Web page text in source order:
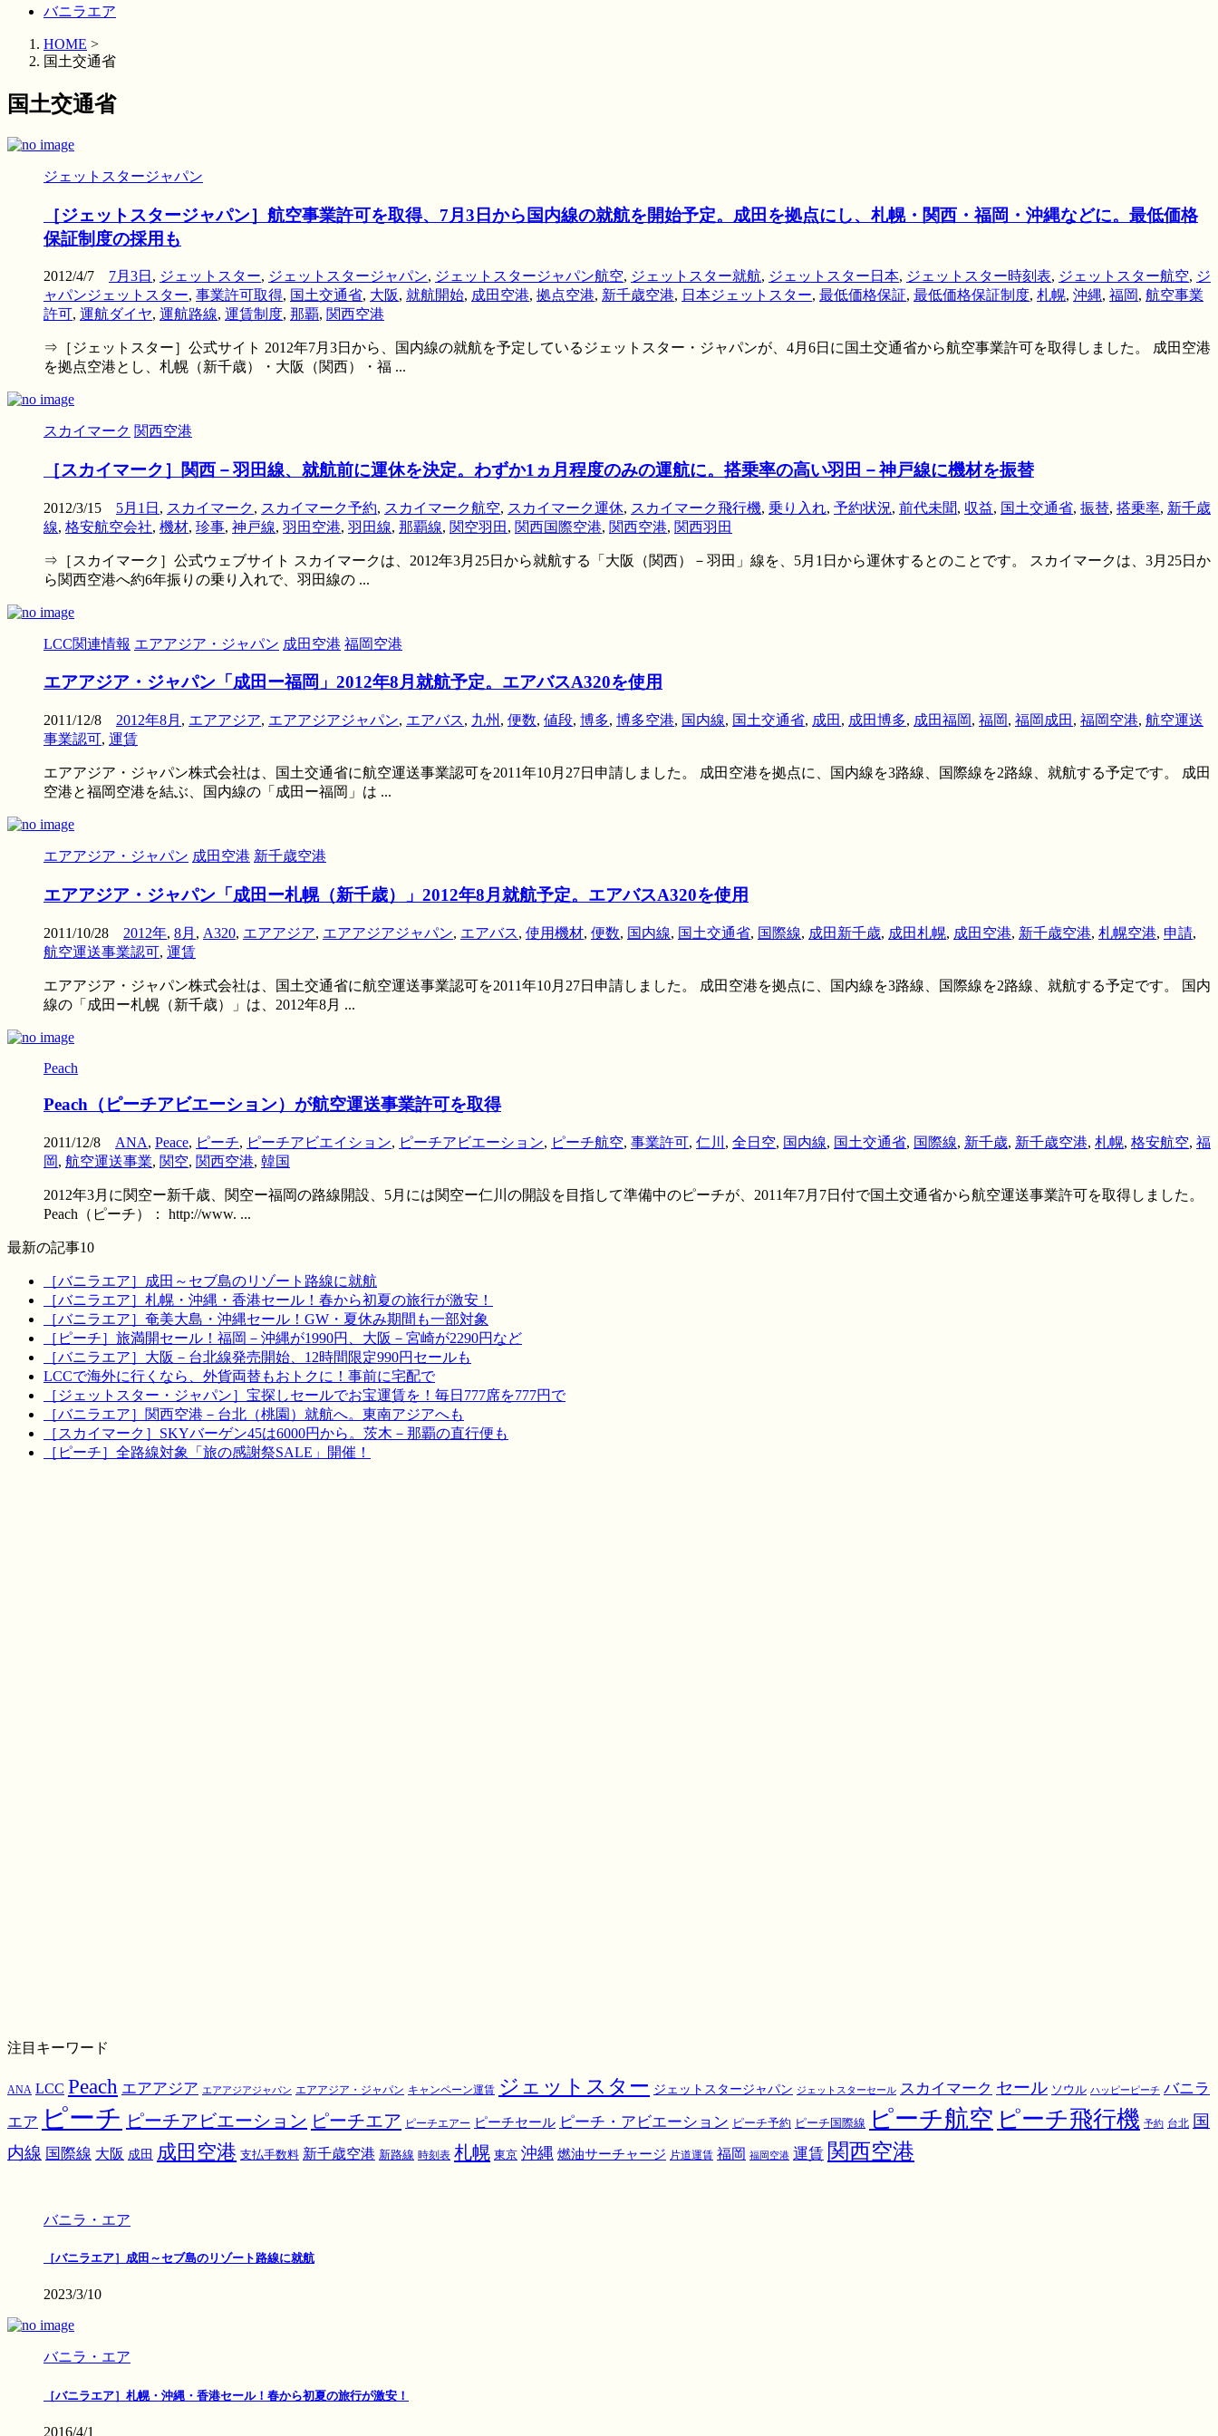
バニラエア
HOME >
国土交通省
国土交通省
ジェットスタージャパン
［ジェットスタージャパン］航空事業許可を取得、7月3日から国内線の就航を開始予定。成田を拠点にし、札幌・関西・福岡・沖縄などに。最低価格
保証制度の採用も
2012/4/7 7月3日 , ジェットスター, ジェットスタージャパン, ジェットスタージャパン航空, ジェットスター就航, ジェットスター日本, ジェットスター時刻表, ジェットスター航空, ジ
ャパンジェットスター, 事業許可取得, 国土交通省, 大阪, 就航開始, 成田空港, 拠点空港, 新千歳空港, 日本ジェットスター, 最低価格保証, 最低価格保証制度, 札幌, 沖縄, 福岡, 航空事業
許可, 運航ダイヤ, 運航路線, 運賃制度, 那覇, 関西空港
⇒［ジェットスター］公式サイト 2012年7月3日から、国内線の就航を予定しているジェットスター・ジャパンが、4月6日に国土交通省から航空事業許可を取得しました。 成田空港
を拠点空港とし、札幌（新千歳）・大阪（関西）・福 ...
スカイマーク 関西空港
［スカイマーク］関西－羽田線、就航前に運休を決定。わずか1ヵ月程度のみの運航に。搭乗率の高い羽田－神戸線に機材を振替
2012/3/15 5月1日 , スカイマーク, スカイマーク予約, スカイマーク航空, スカイマーク運休, スカイマーク飛行機, 乗り入れ, 予約状況, 前代未聞, 収益, 国土交通省, 振替, 搭乗率, 新千歳
線, 格安航空会社, 機材, 珍事, 神戸線, 羽田空港, 羽田線, 那覇線, 関空羽田 , 関西国際空港, 関西空港, 関西羽田
⇒［スカイマーク］公式ウェブサイト スカイマークは、2012年3月25日から就航する「大阪（関西）－羽田」線を、5月1日から運休するとのことです。 スカイマークは、3月25日か
ら関西空港へ約6年振りの乗り入れで、羽田線の ...
LCC関連情報 エアアジア・ジャパン 成田空港 福岡空港
エアアジア・ジャパン「成田ー福岡」2012年8月就航予定。エアバスA320を使用
2011/12/8 2012年8月 , エアアジア, エアアジアジャパン, エアバス, 九州 , 便数, 値段, 博多, 博多空港, 国内線, 国土交通省, 成田 , 成田博多, 成田福岡, 福岡, 福岡成田 , 福岡空港, 航空運送
事業認可, 運賃
エアアジア・ジャパン株式会社は、国土交通省に航空運送事業認可を2011年10月27日申請しました。 成田空港を拠点に、国内線を3路線、国際線を2路線、就航する予定です。 成田
空港と福岡空港を結ぶ、国内線の「成田ー福岡」は ...
エアアジア・ジャパン 成田空港 新千歳空港
エアアジア・ジャパン「成田ー札幌（新千歳）」2012年8月就航予定。エアバスA320を使用
2011/10/28 2012年, 8月 , A320, エアアジア, エアアジアジャパン, エアバス, 使用機材, 便数, 国内線, 国土交通省, 国際線, 成田新千歳, 成田札幌, 成田空港, 新千歳空港, 札幌空港, 申請,
航空運送事業認可, 運賃
エアアジア・ジャパン株式会社は、国土交通省に航空運送事業認可を2011年10月27日申請しました。 成田空港を拠点に、国内線を3路線、国際線を2路線、就航する予定です。 国内
線の「成田ー札幌（新千歳）」は、2012年8月 ...
Peach
Peach（ピーチアビエーション）が航空運送事業許可を取得
2011/12/8 ANA, Peace, ピーチ, ピーチアビエイション, ピーチアビエーション, ピーチ航空, 事業許可, 仁川 , 全日空, 国内線, 国土交通省, 国際線, 新千歳, 新千歳空港, 札幌, 格安航空, 福
岡, 航空運送事業, 関空, 関西空港, 韓国
2012年3月に関空ー新千歳、関空ー福岡の路線開設、5月には関空ー仁川の開設を目指して準備中のピーチが、2011年7月7日付で国土交通省から航空運送事業許可を取得しました。
Peach（ピーチ）： http://www. ...
最新の記事10
［バニラエア］成田～セブ島のリゾート路線に就航
［バニラエア］札幌・沖縄・香港セール！春から初夏の旅行が激安！
［バニラエア］奄美大島・沖縄セール！GW・夏休み期間も一部対象
［ピーチ］旅満開セール！福岡－沖縄が1990円、大阪－宮崎が2290円など
［バニラエア］大阪－台北線発売開始、12時間限定990円セールも
LCCで海外に行くなら、外貨両替もおトクに！事前に宅配で
［ジェットスター・ジャパン］宝探しセールでお宝運賃を！毎日777席を777円で
［バニラエア］関西空港－台北（桃園）就航へ。東南アジアへも
［スカイマーク］SKYバーゲン45は6000円から。茨木－那覇の直行便も
［ピーチ］全路線対象「旅の感謝祭SALE」開催！
注目キーワード
ANA LCC Peach エアアジア エアアジアジャパン エアアジア・ジャパン キャンペーン運賃 ジェットスター ジェットスタージャパン ジェットスターセール スカイマーク セール ソウル ハッピーピーチ バニラ
エア ピーチ ピーチアビエーション ピーチエア ピーチエアー ピーチセール ピーチ・アビエーション ピーチ予約 ピーチ国際線 ピーチ航空 ピーチ飛行機 予約 台北 国
内線 国際線 大阪 成田 成田空港 支払手数料 新千歳空港 新路線 時刻表 札幌 東京 沖縄 燃油サーチャージ 片道運賃 福岡 福岡空港 運賃 関西空港
バニラ・エア
［バニラエア］成田～セブ島のリゾート路線に就航
2023/3/10
バニラ・エア
［バニラエア］札幌・沖縄・香港セール！春から初夏の旅行が激安！
2016/4/1